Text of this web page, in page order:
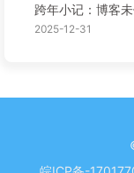
跨年小记：博客
2025-12-31